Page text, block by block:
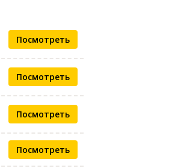
Посмотреть
Посмотреть
Посмотреть
Посмотреть